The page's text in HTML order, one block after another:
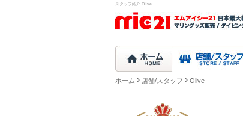
スタッフ紹介 Olive
ホーム 店舗/スタッフ Olive